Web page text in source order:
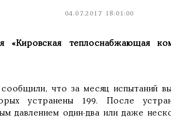
04.07.2017 18:01:00
теплоснабжающая
что за месяц испытаний
устранены 199. После
давлением один-два или даже